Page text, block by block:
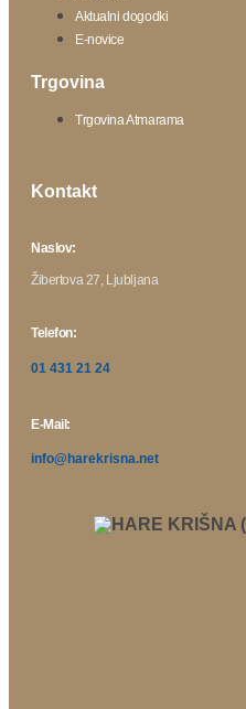
Aktualni dogodki
E-novice
Trgovina
Trgovina Atmarama
Kontakt
Naslov:
Žibertova 27, Ljubljana
Telefon:
01 431 21 24
E-Mail:
info@harekrisna.net